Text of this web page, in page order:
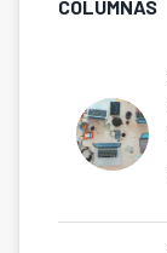
COLUMNAS